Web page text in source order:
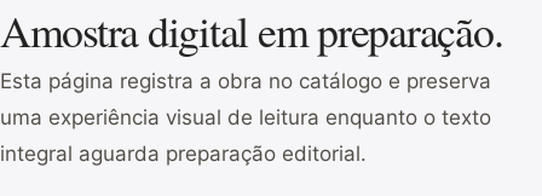
Amostra digital em preparação.
Esta página registra a obra no catálogo e preserva
uma experiência visual de leitura enquanto o texto
integral aguarda preparação editorial.